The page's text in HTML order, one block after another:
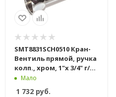
SMT8831SCH0510 Кран-
Вентиль прямой, ручка
колп., хром, 1"х 3/4" г/ш,
20шт/кор
Мало
1 732руб.